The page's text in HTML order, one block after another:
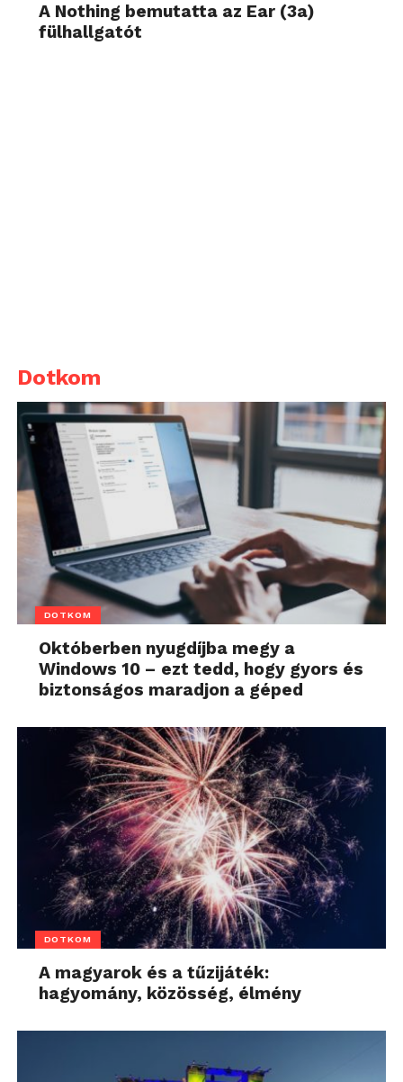
A Nothing bemutatta az Ear (3a)
fülhallgatót
Dotkom
DOTKOM
Októberben nyugdíjba megy a
Windows 10 – ezt tedd, hogy gyors és
biztonságos maradjon a géped
DOTKOM
A magyarok és a tűzijáték:
hagyomány, közösség, élmény